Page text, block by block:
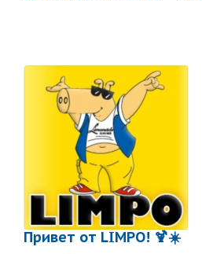
Привет от LIMPO! 🍹☀️